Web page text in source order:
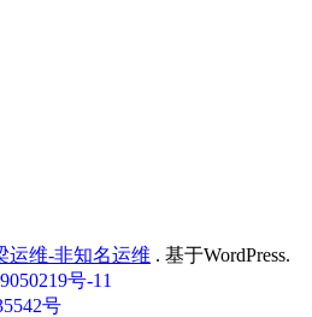
运维-非知名运维 . 基于WordPress.
号-11
号